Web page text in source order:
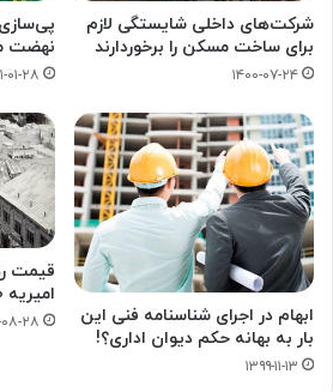
شرکت‌های داخلی شایستگی لازم
برای ساخت مسکن را برخوردارند
۱۴۰۰-۰۷-۲۴
نهضت
۱۴۰۱-
ابهام در اجرای شناسنامه فنی این
بار به بهانه حکم دیوان اداری؟!
۱۳۹۹-۱۱-۱۳
امیریه ۹۰ سال پیش / عکس
۱۴۰۲-